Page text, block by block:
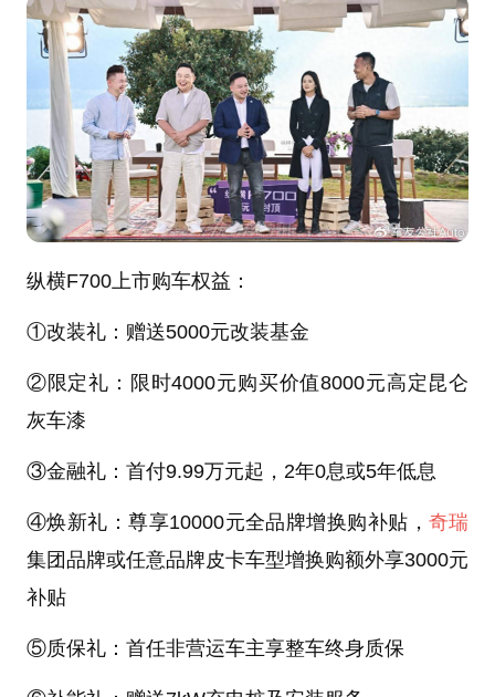
纵横F700上市购车权益：
①改装礼：赠送5000元改装基金
②限定礼：限时4000元购买价值8000元高定昆仑
灰车漆
③金融礼：首付9.99万元起，2年0息或5年低息
④焕新礼：尊享10000元全品牌增换购补贴，奇瑞
集团品牌或任意品牌皮卡车型增换购额外享3000元
补贴
⑤质保礼：首任非营运车主享整车终身质保